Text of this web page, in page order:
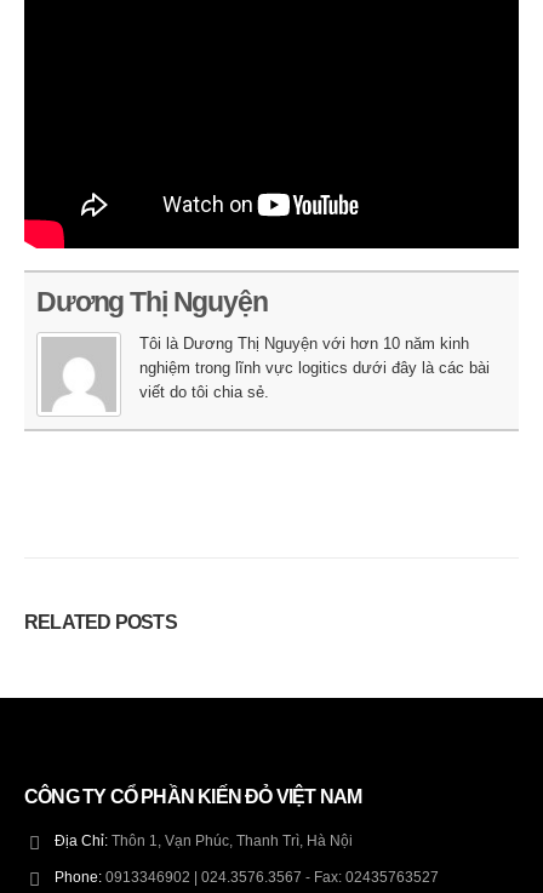
Dương Thị Nguyện
Tôi là Dương Thị Nguyện với hơn 10 năm kinh
nghiệm trong lĩnh vực logitics dưới đây là các bài
viết do tôi chia sẻ.
RELATED POSTS
CÔNG TY CỔ PHẦN KIẾN ĐỎ VIỆT NAM
Địa Chỉ: Thôn 1, Vạn Phúc, Thanh Trì, Hà Nội
Phone: 0913346902 | 024.3576.3567 - Fax: 02435763527